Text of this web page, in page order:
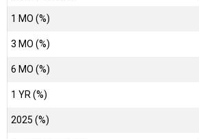
1 MO (%)
3 MO (%)
6 MO (%)
1 YR (%)
2025 (%)